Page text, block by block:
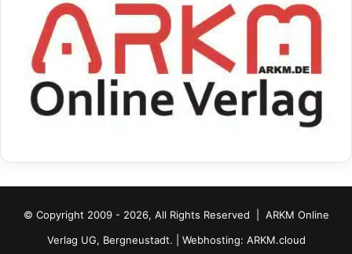
© Copyright 2009 - 2026, All Rights Reserved | ARKM Online
Verlag UG, Bergneustadt. | Webhosting: ARKM.cloud